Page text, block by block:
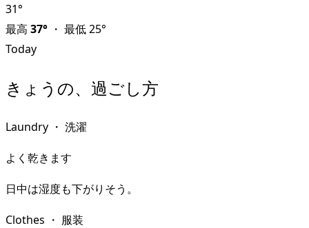
31°
最高 37° ・ 最低25°
Today
きょうの、過ごし方
Laundry ・ 洗濯
よく乾きます
日中は湿度も下がりそう。
Clothes ・ 服装